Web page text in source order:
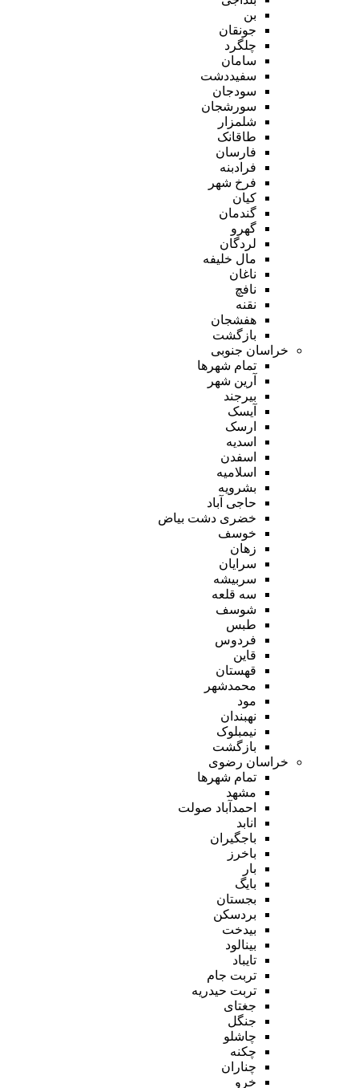
بن
جونقان
چلگرد
سامان
سفیددشت
سودجان
سورشجان
شلمزار
طاقانک
فارسان
فرادبنه
فرخ شهر
کیان
گندمان
گهرو
لردگان
مال خلیفه
ناغان
نافچ
نقنه
هفشجان
بازگشت
خراسان جنوبی
تمام شهر‌ها
آرین شهر
بیرجند
آیسک
ارسک
اسدیه
اسفدن
اسلامیه
بشرویه
حاجی آباد
خضری دشت بیاض
خوسف
زهان
سرایان
سربیشه
سه قلعه
شوسف
طبس
فردوس
قاین
قهستان
محمدشهر
مود
نهبندان
نیمبلوک
بازگشت
خراسان رضوی
تمام شهر‌ها
مشهد
احمدآباد صولت
انابد
باجگیران
باخرز
بار
بایگ
بجستان
بردسکن
بیدخت
بینالود
تایباد
تربت جام
تربت حیدریه
جغتای
جنگل
چاشلو
چکنه
چناران
خرو